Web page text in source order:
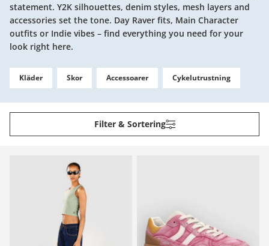
statement. Y2K silhouettes, denim styles, mesh layers and
accessories set the tone. Day Raver fits, Main Character
outfits or Indie vibes – find everything you need for your
look right here.
Kläder Skor Accessoarer Cykelutrustning
Filter & Sortering